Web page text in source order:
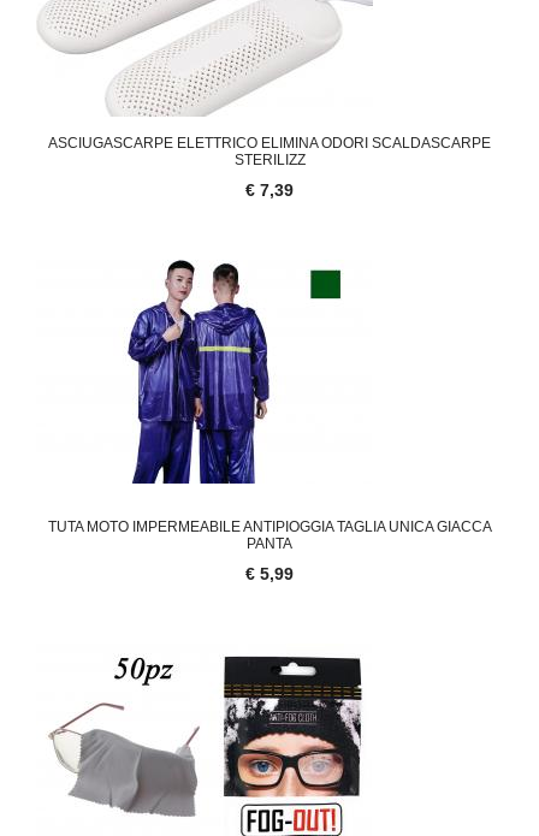
ASCIUGASCARPE ELETTRICO ELIMINA ODORI SCALDASCARPE
STERILIZZ
€ 7,39
TUTA MOTO IMPERMEABILE ANTIPIOGGIA TAGLIA UNICA GIACCA
PANTA
€ 5,99